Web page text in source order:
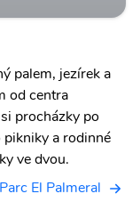
palem, jezírek a
od centra
procházky po
pikniky a rodinné
ve dvou.
El Palmeral